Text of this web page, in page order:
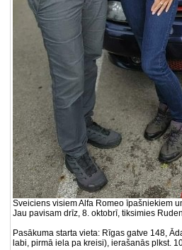
Sveiciens visiem Alfa Romeo īpašniekiem
Jau pavisam drīz, 8. oktobrī, tiksimies
Pasākuma starta vieta: Rīgas gatve 148,
labi, pirmā iela pa kreisi), ierašanās plkst.